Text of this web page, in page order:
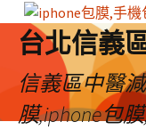
台北信義
信義區中醫
膜,iphone包